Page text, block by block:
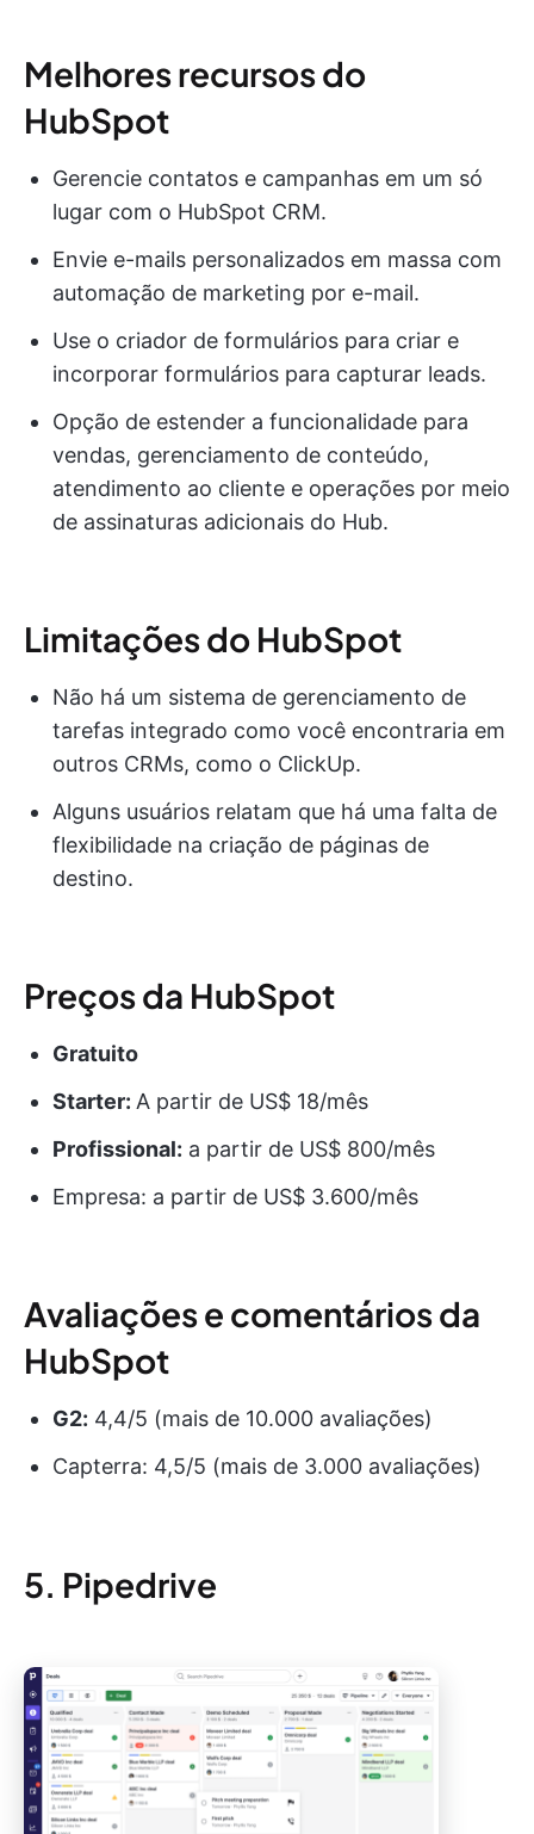
Melhores recursos do
HubSpot
Gerencie contatos e campanhas em um só
lugar com o HubSpot CRM.
Envie e-mails personalizados em massa com
automação de marketing por e-mail.
Use o criador de formulários para criar e
incorporar formulários para capturar leads.
Opção de estender a funcionalidade para
vendas, gerenciamento de conteúdo,
atendimento ao cliente e operações por meio
de assinaturas adicionais do Hub.
Limitações do HubSpot
Não há um sistema de gerenciamento de
tarefas integrado como você encontraria em
outros CRMs, como o ClickUp.
Alguns usuários relatam que há uma falta de
flexibilidade na criação de páginas de
destino.
Preços da HubSpot
Gratuito
Starter: A partir de US$ 18/mês
Profissional: a partir de US$ 800/mês
Empresa: a partir de US$ 3.600/mês
Avaliações e comentários da
HubSpot
G2: 4,4/5 (mais de 10.000 avaliações)
Capterra: 4,5/5 (mais de 3.000 avaliações)
5. Pipedrive